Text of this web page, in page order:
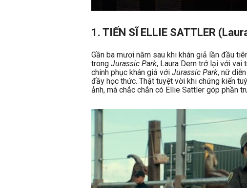
1. TIẾN SĨ ELLIE SATTLER
Gần ba mươi năm sau khi khán giả lần đầu
trong Jurassic Park, Laura Dern trở lại với vai
chinh phục khán giả với Jurassic Park, nữ
đầy học thức. Thật tuyệt vời khi chứng kiến
ảnh, mà chắc chắn có Ellie Sattler góp phần